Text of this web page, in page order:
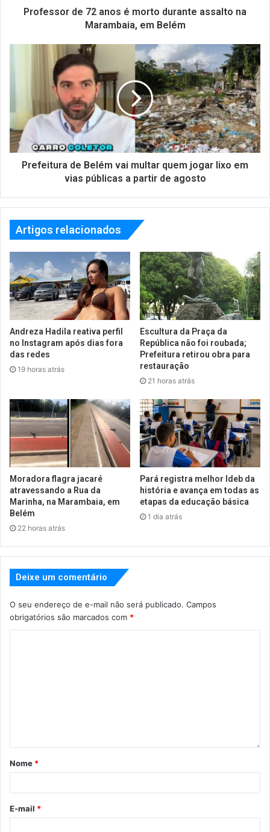
Professor de 72 anos é morto durante assalto na
Marambaia, em Belém
Prefeitura de Belém vai multar quem jogar lixo em
vias públicas a partir de agosto
Artigos relacionados
Andreza Hadila reativa perfil
no Instagram após dias fora
das redes
19 horas atrás
Escultura da Praça da
República não foi roubada;
Prefeitura retirou obra para
restauração
21 horas atrás
Moradora flagra jacaré
atravessando a Rua da
Marinha, na Marambaia, em
Belém
22 horas atrás
Pará registra melhor Ideb da
história e avança em todas as
etapas da educação básica
1 dia atrás
Deixe um comentário
O seu endereço de e-mail não será publicado. Campos
obrigatórios são marcados com *
Nome *
E-mail *